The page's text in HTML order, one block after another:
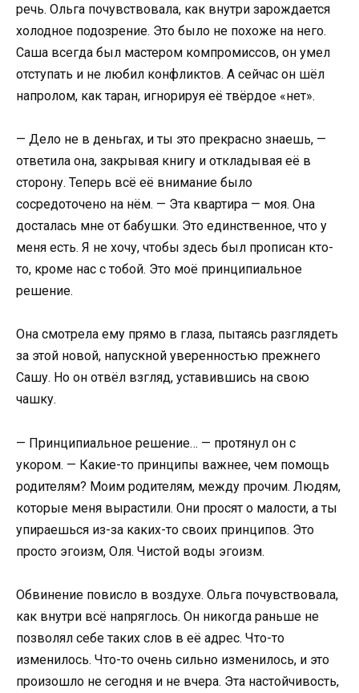
речь. Ольга почувствовала, как внутри зарождается
холодное подозрение. Это было не похоже на него.
Саша всегда был мастером компромиссов, он умел
отступать и не любил конфликтов. А сейчас он шёл
напролом, как таран, игнорируя её твёрдое «нет».
— Дело не в деньгах, и ты это прекрасно знаешь, —
ответила она, закрывая книгу и откладывая её в
сторону. Теперь всё её внимание было
сосредоточено на нём. — Эта квартира — моя. Она
досталась мне от бабушки. Это единственное, что у
меня есть. Я не хочу, чтобы здесь был прописан кто-
то, кроме нас с тобой. Это моё принципиальное
решение.
Она смотрела ему прямо в глаза, пытаясь разглядеть
за этой новой, напускной уверенностью прежнего
Сашу. Но он отвёл взгляд, уставившись на свою
чашку.
— Принципиальное решение… — протянул он с
укором. — Какие-то принципы важнее, чем помощь
родителям? Моим родителям, между прочим. Людям,
которые меня вырастили. Они просят о малости, а ты
упираешься из-за каких-то своих принципов. Это
просто эгоизм, Оля. Чистой воды эгоизм.
Обвинение повисло в воздухе. Ольга почувствовала,
как внутри всё напряглось. Он никогда раньше не
позволял себе таких слов в её адрес. Что-то
изменилось. Что-то очень сильно изменилось, и это
произошло не сегодня и не вчера. Эта настойчивость,